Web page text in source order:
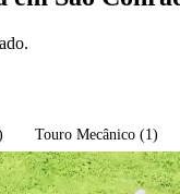
Touro Mecânico (1)